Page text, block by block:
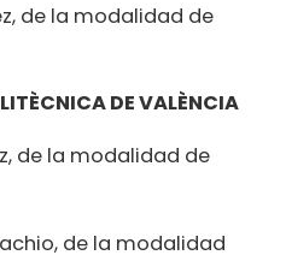
de la modalidad de
DE VALÈNCIA
de la modalidad de
de la modalidad